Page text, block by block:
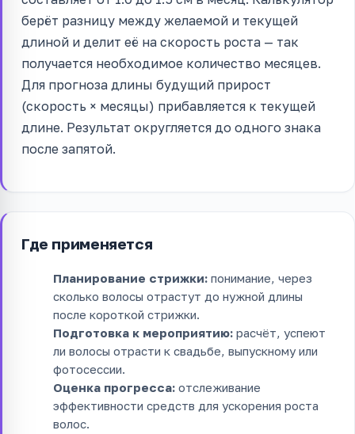
берёт разницу между желаемой и текущей
длиной и делит её на скорость роста — так
получается необходимое количество месяцев.
Для прогноза длины будущий прирост
(скорость × месяцы) прибавляется к текущей
длине. Результат округляется до одного знака
после запятой.
Где применяется
Планирование стрижки: понимание, через
сколько волосы отрастут до нужной длины
после короткой стрижки.
Подготовка к мероприятию: расчёт, успеют
ли волосы отрасти к свадьбе, выпускному или
фотосессии.
Оценка прогресса: отслеживание
эффективности средств для ускорения роста
волос.